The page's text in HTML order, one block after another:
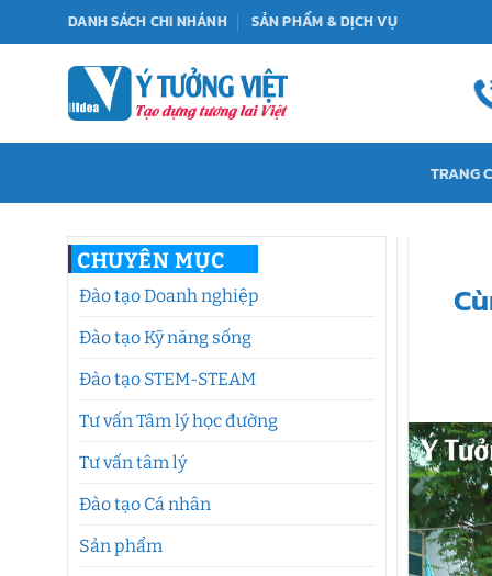
qua
DANH SÁCH CHI NHÁNH SẢN PHẨM & DỊCH VỤ
TRANG
CHUYÊN MỤC
Đào tạo Doanh nghiệp
Đào tạo Kỹ năng sống
Đào tạo STEM-STEAM
Tư vấn Tâm lý học đường
Tư vấn tâm lý
Đào tạo Cá nhân
Sản phẩm